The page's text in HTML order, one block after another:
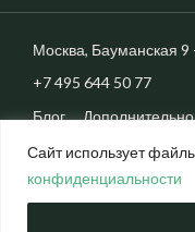
Москва, Бауманская 9
+7 495 644 50 77
© 2026 level garden. Все
Блог Дополнительно
Политика
Сайт использует
конфиденциальности